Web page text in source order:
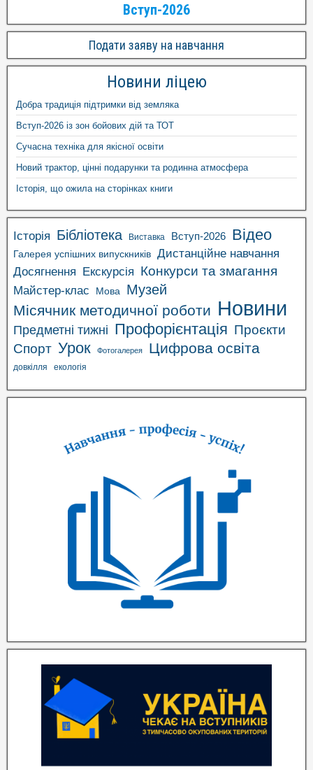
Вступ-2026
Подати заяву на навчання
Новини ліцею
Добра традиція підтримки від земляка
Вступ-2026 із зон бойових дій та ТОТ
Сучасна техніка для якісної освіти
Новий трактор, цінні подарунки та родинна атмосфера
Історія, що ожила на сторінках книги
Історія Бібліотека Виставка Вступ-2026 Відео
Галерея успішних випускників Дистанційне навчання
Досягнення Екскурсія Конкурси та змагання
Майстер-клас Мова Музей
Місячник методичної роботи Новини
Предметні тижні Профорієнтація Проєкти
Спорт Урок Фотогалерея Цифрова освіта
довкілля екологія